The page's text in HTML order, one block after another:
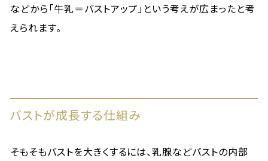
などから「牛乳＝バストアップ」という考えが広まったと考
えられます。
バストが成長する仕組み
そもそもバストを大きくするには、乳腺などバストの内部